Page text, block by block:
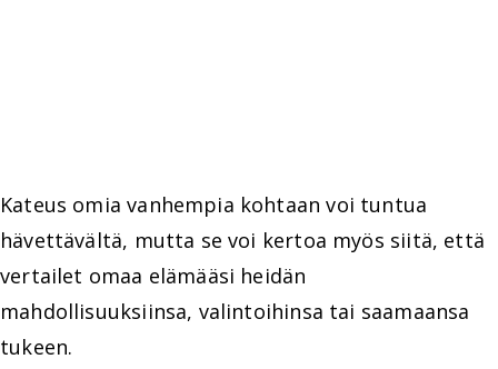
Kateus omia vanhempia kohtaan voi tuntua
hävettävältä, mutta se voi kertoa myös siitä, että
vertailet omaa elämääsi heidän
mahdollisuuksiinsa, valintoihinsa tai saamaansa
tukeen.